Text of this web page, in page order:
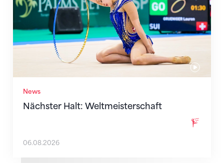
News
Nächster Halt: Weltmeisterschaft
06.08.2026